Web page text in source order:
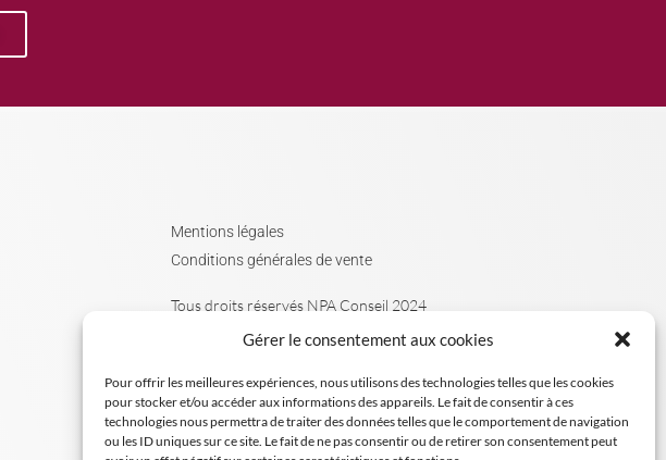
Gérer le consentement aux cookies
Pour offrir les meilleures expériences, nous utilisons des technologies telles que les cookies
pour stocker et/ou accéder aux informations des appareils. Le fait de consentir à ces
technologies nous permettra de traiter des données telles que le comportement de navigation
ou les ID uniques sur ce site. Le fait de ne pas consentir ou de retirer son consentement peut
Mentions légales
Conditions générales de vente
Tous droits réservés NPA Conseil 2024